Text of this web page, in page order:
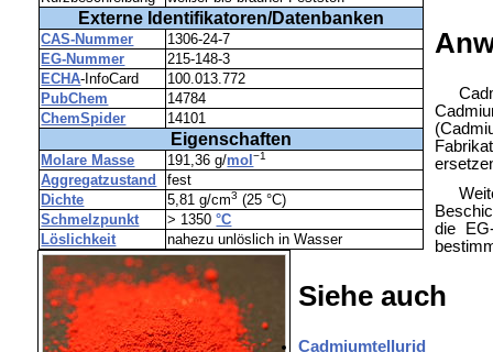
Externe Identifikatoren/Datenbanken
CAS-Nummer
1306-24-7
EG-Nummer
215-148-3
ECHA-InfoCard
100.013.772
PubChem
14784
ChemSpider
14101
Eigenschaften
Molare Masse 191,36 g/mol−1
Aggregatzustand
fest
Dichte
5,81 g/cm3 (25 °C)
Schmelzpunkt
> 1350°C
Löslichkeit
nahezu unlöslich in Wasser
die
Siehe auch
Cadmiumtellurid